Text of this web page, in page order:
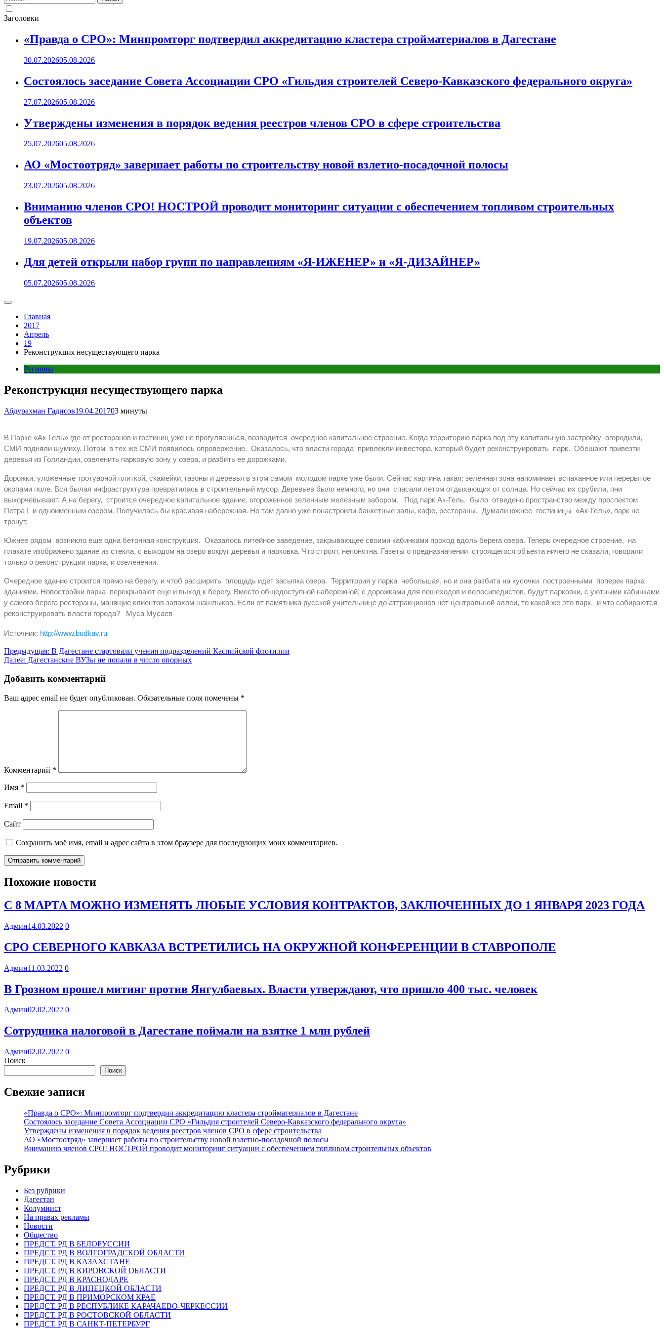
Заголовки
«Правда о СРО»: Минпромторг подтвердил аккредитацию кластера стройматериалов в Дагестане
30.07.202605.08.2026
Состоялось заседание Совета Ассоциации СРО «Гильдия строителей Северо-Кавказского федерального округа»
27.07.202605.08.2026
Утверждены изменения в порядок ведения реестров членов СРО в сфере строительства
25.07.202605.08.2026
АО «Мостоотряд» завершает работы по строительству новой взлетно-посадочной полосы
23.07.202605.08.2026
Вниманию членов СРО! НОСТРОЙ проводит мониторинг ситуации с обеспечением топливом строительных
объектов
19.07.202605.08.2026
Для детей открыли набор групп по направлениям «Я-ИЖЕНЕР» и «Я-ДИЗАЙНЕР»
05.07.202605.08.2026
Главная
2017
Апрель
19
Реконструкция несуществующего парка
Регионы
Реконструкция несуществующего парка
Абдурахман Гадисов19.04.201703 минуты
В Парке «Ак-Гель» где от ресторанов и гостиниц уже не прогуляешься, возводится очередное капитальное строение. Когда территорию парка под эту капитальную застройку огородили,
СМИ подняли шумиху. Потом в тех же СМИ появилось опровержение. Оказалось, что власти города привлекли инвестора, который будет реконструировать парк. Обещают привезти
деревья из Голландии, озеленить парковую зону у озера, и разбить ее дорожками.
Дорожки, уложенные тротуарной плиткой, скамейки, газоны и деревья в этом самом молодом парке уже были. Сейчас картина такая: зеленная зона напоминает вспаханное или перерытое
окопами поле. Вся былая инфраструктура превратилась в строительный мусор. Деревьев было немного, но они спасали летом отдыхающих от солнца. Но сейчас их срубили, пни
выкорчевывают. А на берегу, строится очередное капитальное здание, огороженное зеленным железным забором. Под парк Ак-Гель, было отведено пространство между проспектом
Петра I и одноименным озером. Получилась бы красивая набережная. Но там давно уже понастроили банкетные залы, кафе, рестораны. Думали южнее гостиницы «Ак-Гель», парк не
тронут.
Южнее рядом возникло еще одна бетонная конструкция. Оказалось питейное заведение, закрывающее своими кабинками проход вдоль берега озера. Теперь очередное строение, на
плакате изображено здание из стекла, с выходом на озеро вокруг деревья и парковка. Что строят, непонятна. Газеты о предназначении строящегося объекта ничего не сказали, говорили
только о реконструкции парка, и озеленении.
Очередное здание строится прямо на берегу, и чтоб расширить площадь идет засыпка озера. Территория у парка небольшая, но и она разбита на кусочки построенными поперек парка
зданиями. Новостройки парка перекрывают еще и выход к берегу. Вместо общедоступной набережной, с дорожками для пешеходов и велосипедистов, будут парковки, с уютными кабинками
у самого берега рестораны, манящие клиентов запахом шашлыков. Если от памятника русской учительнице до аттракционов нет центральной аллеи, то какой же это парк, и что собираются
реконструировать власти города? Муса Мусаев
Источник: http://www.budkav.ru
Навигация
по
записям
Предыдущая: В Дагестане стартовали учения подразделений Каспийской флотилии
Далее: Дагестанские ВУЗы не попали в число опорных
Добавить комментарий
Ваш адрес email не будет опубликован. Обязательные поля помечены *
Комментарий *
Имя *
Email *
Сайт
Сохранить моё имя, email и адрес сайта в этом браузере для последующих моих комментариев.
Похожие новости
С 8 МАРТА МОЖНО ИЗМЕНЯТЬ ЛЮБЫЕ УСЛОВИЯ КОНТРАКТОВ, ЗАКЛЮЧЕННЫХ ДО 1 ЯНВАРЯ 2023 ГОДА
Админ14.03.2022 0
СРО СЕВЕРНОГО КАВКАЗА ВСТРЕТИЛИСЬ НА ОКРУЖНОЙ КОНФЕРЕНЦИИ В СТАВРОПОЛЕ
Админ11.03.2022 0
В Грозном прошел митинг против Янгулбаевых. Власти утверждают, что пришло 400 тыс. человек
Админ02.02.2022 0
Сотрудника налоговой в Дагестане поймали на взятке 1 млн рублей
Админ02.02.2022 0
Поиск
Поиск
Свежие записи
«Правда о СРО»: Минпромторг подтвердил аккредитацию кластера стройматериалов в Дагестане
Состоялось заседание Совета Ассоциации СРО «Гильдия строителей Северо-Кавказского федерального округа»
Утверждены изменения в порядок ведения реестров членов СРО в сфере строительства
АО «Мостоотряд» завершает работы по строительству новой взлетно-посадочной полосы
Вниманию членов СРО! НОСТРОЙ проводит мониторинг ситуации с обеспечением топливом строительных объектов
Рубрики
Без рубрики
Дагестан
Колумнист
На правах рекламы
Новости
Общество
ПРЕДСТ. РД В БЕЛОРУССИИ
ПРЕДСТ. РД В ВОЛГОГРАДСКОЙ ОБЛАСТИ
ПРЕДСТ. РД В КАЗАХСТАНЕ
ПРЕДСТ. РД В КИРОВСКОЙ ОБЛАСТИ
ПРЕДСТ. РД В КРАСНОДАРЕ
ПРЕДСТ. РД В ЛИПЕЦКОЙ ОБЛАСТИ
ПРЕДСТ. РД В ПРИМОРСКОМ КРАЕ
ПРЕДСТ. РД В РЕСПУБЛИКЕ КАРАЧАЕВО-ЧЕРКЕССИИ
ПРЕДСТ. РД В РОСТОВСКОЙ ОБЛАСТИ
ПРЕДСТ. РД В САНКТ-ПЕТЕРБУРГ